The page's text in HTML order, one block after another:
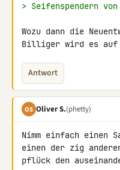
> Seifenspendern
Wozu dann die
Billiger wird es auf
Antwort
OS Oliver S.(phetty)
Nimm einfach einen
einen der zig
pflück den